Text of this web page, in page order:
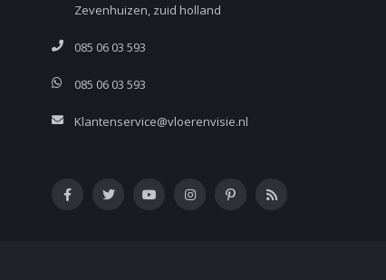
Zevenhuizen, zuid holland
085 06 03 593
085 06 03 593
Klantenservice@vloerenvisie.nl